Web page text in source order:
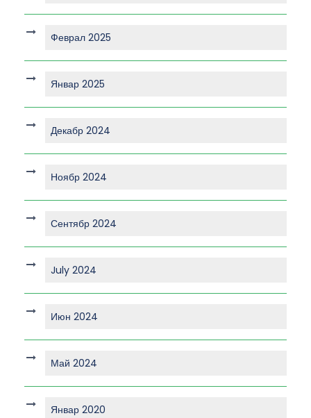
Феврал 2025
Январ 2025
Декабр 2024
Ноябр 2024
Сентябр 2024
July 2024
Июн 2024
Май 2024
Январ 2020